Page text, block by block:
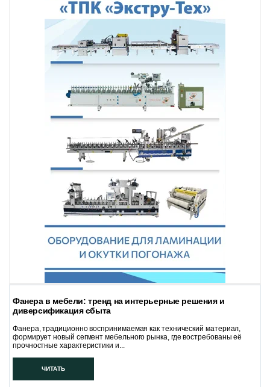
Фанера в мебели: тренд на интерьерные решения и
диверсификация сбыта
Фанера, традиционно воспринимаемая как технический материал,
формирует новый сегмент мебельного рынка, где востребованы её
прочностные характеристики и...
ЧИТАТЬ